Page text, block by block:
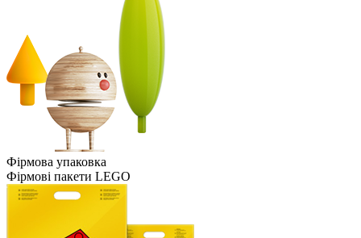
Фірмова упаковка
Фірмові пакети LEGO